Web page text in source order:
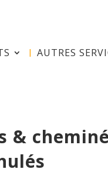
AUTRES
&